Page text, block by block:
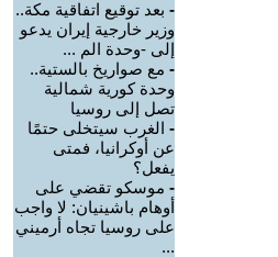
- بعد توقيع اتفاقية مكة..
وزير خارجية إيران يدعو
إلى -وحدة الم ...
- مع صواريخ بالستية..
وحدة كورية شمالية
تصل إلى روسيا
- الغرب سيتخلى حتمًا
عن أوكرانيا، فمتى
يفعل؟
- موسكو تقضي على
أوهام باشينيان: لا واجب
على روسيا تجاه أرميني
...